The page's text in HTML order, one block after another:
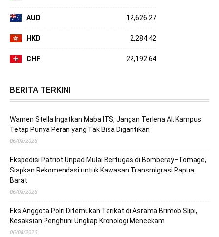
AUD 12,626.27
HKD 2,284.42
CHF 22,192.64
BERITA TERKINI
Wamen Stella Ingatkan Maba ITS, Jangan Terlena AI: Kampus
Tetap Punya Peran yang Tak Bisa Digantikan
06/08/2026
Ekspedisi Patriot Unpad Mulai Bertugas di Bomberay–Tomage,
Siapkan Rekomendasi untuk Kawasan Transmigrasi Papua
Barat
06/08/2026
Eks Anggota Polri Ditemukan Terikat di Asrama Brimob Slipi,
Kesaksian Penghuni Ungkap Kronologi Mencekam
06/08/2026